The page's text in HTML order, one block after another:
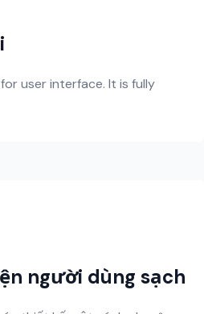
user interface. It is fully
người dùng sạch